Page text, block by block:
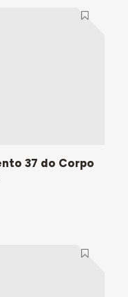
37 do Corpo